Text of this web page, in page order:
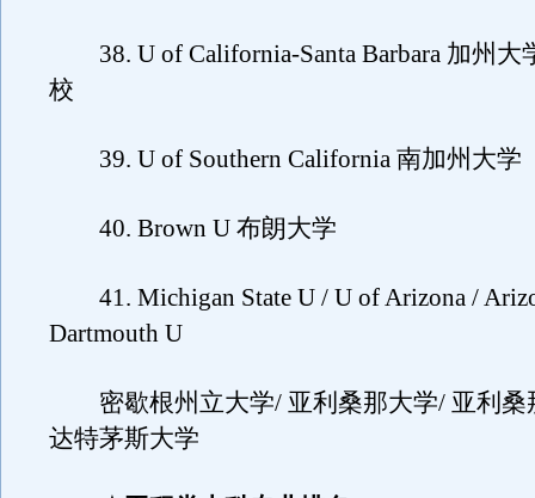
38. U of California-Santa Barbara 加州大
校
39. U of Southern California 南加州大学
40. Brown U 布朗大学
41. Michigan State U / U of Arizona /
Dartmouth U
密歇根州立大学/ 亚利桑那大学/ 亚利桑
达特茅斯大学